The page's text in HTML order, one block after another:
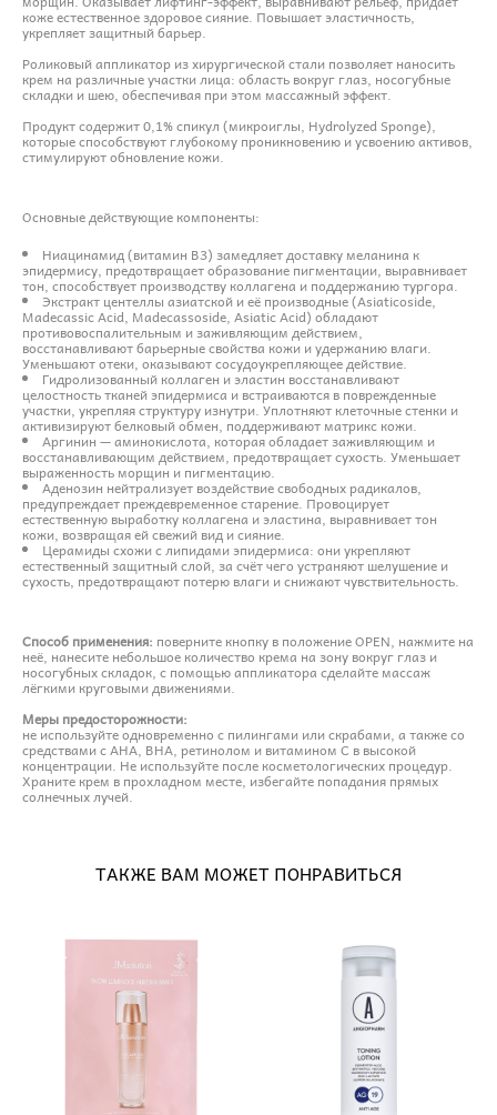
коже естественное здоровое сияние. Повышает эластичность,
укрепляет защитный барьер.
Роликовый аппликатор из хирургической стали позволяет наносить
крем на различные участки лица: область вокруг глаз, носогубные
складки и шею, обеспечивая при этом массажный эффект.
Продукт содержит 0,1% спикул (микроиглы, Hydrolyzed Sponge),
которые способствуют глубокому проникновению и усвоению активов,
стимулируют обновление кожи.
Основные действующие компоненты:
Ниацинамид (витамин B3) замедляет доставку меланина к
эпидермису, предотвращает образование пигментации, выравнивает
тон, способствует производству коллагена и поддержанию тургора.
Экстракт центеллы азиатской и её производные (Asiaticoside,
Madecassic Acid, Madecassoside, Asiatic Acid) обладают
противовоспалительным и заживляющим действием,
восстанавливают барьерные свойства кожи и удержанию влаги.
Уменьшают отеки, оказывают сосудоукрепляющее действие.
Гидролизованный коллаген и эластин восстанавливают
целостность тканей эпидермиса и встраиваются в поврежденные
участки, укрепляя структуру изнутри. Уплотняют клеточные стенки и
активизируют белковый обмен, поддерживают матрикс кожи.
Аргинин — аминокислота, которая обладает заживляющим и
восстанавливающим действием, предотвращает сухость. Уменьшает
выраженность морщин и пигментацию.
Аденозин нейтрализует воздействие свободных радикалов,
предупреждает преждевременное старение. Провоцирует
естественную выработку коллагена и эластина, выравнивает тон
кожи, возвращая ей свежий вид и сияние.
Церамиды схожи с липидами эпидермиса: они укрепляют
естественный защитный слой, за счёт чего устраняют шелушение и
сухость, предотвращают потерю влаги и снижают чувствительность.
Способ применения: поверните кнопку в положение OPEN, нажмите на
неё, нанесите небольшое количество крема на зону вокруг глаз и
носогубных складок, с помощью аппликатора сделайте массаж
лёгкими круговыми движениями.
Меры предосторожности:
не используйте одновременно с пилингами или скрабами, а также со
средствами с AHA, BHA, ретинолом и витамином C в высокой
концентрации. Не используйте после косметологических процедур.
Храните крем в прохладном месте, избегайте попадания прямых
солнечных лучей.
ТАКЖЕ ВАМ МОЖЕТ ПОНРАВИТЬСЯ